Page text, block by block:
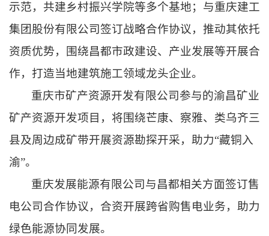
示范，共建乡村振兴学院等多个基地；与重庆建工
集团股份有限公司签订战略合作协议，推动其依托
资质优势，围绕昌都市政建设、产业发展等开展合
作，打造当地建筑施工领域龙头企业。
重庆市矿产资源开发有限公司参与的渝昌矿业
矿产资源开发项目，将围绕芒康、察雅、类乌齐三
县及周边成矿带开展资源勘探开采，助力“藏铜入
渝”。
重庆发展能源有限公司与昌都相关方面签订售
电公司合作协议，合资开展跨省购售电业务，助力
绿色能源协同发展。